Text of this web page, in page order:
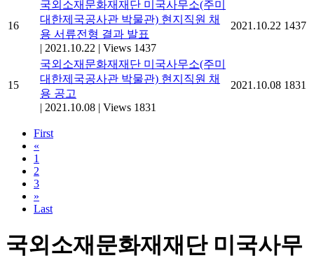
16
국외소재문화재재단 미국사무소(주미
대한제국공사관 박물관) 현지직원 채
용 서류전형 결과 발표
| 2021.10.22 | Views 1437
2021.10.22 1437
15
국외소재문화재재단 미국사무소(주미
대한제국공사관 박물관) 현지직원 채
용 공고
| 2021.10.08 | Views 1831
2021.10.08 1831
First
«
1
2
3
»
Last
국외소재문화재재단 미국사무